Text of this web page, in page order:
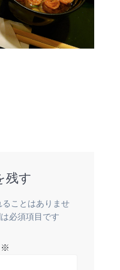
残す
ことはありませ
必須項目です
※